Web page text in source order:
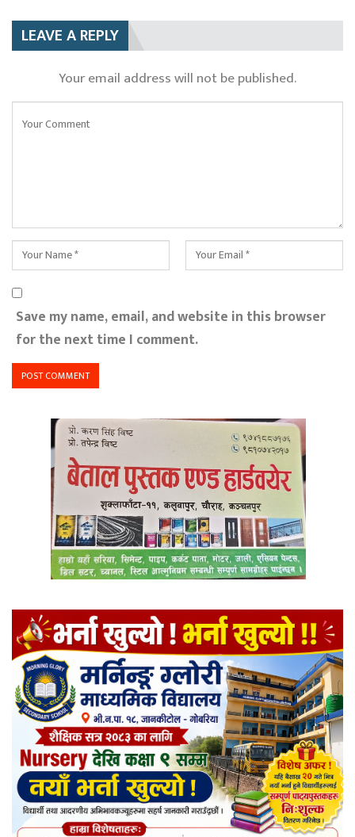
LEAVE A REPLY
Your email address will not be published.
Save my name, email, and website in this browser
for the next time I comment.